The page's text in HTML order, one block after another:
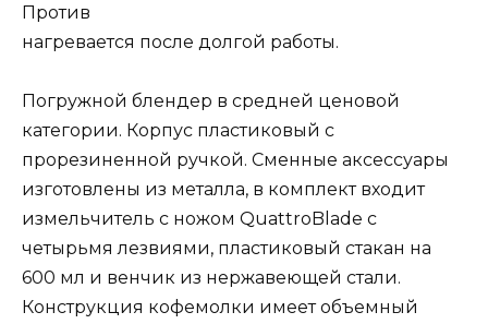
Против
нагревается после долгой работы.
Погружной блендер в средней ценовой
категории. Корпус пластиковый с
прорезиненной ручкой. Сменные аксессуары
изготовлены из металла, в комплект входит
измельчитель с ножом QuattroBlade с
четырьмя лезвиями, пластиковый стакан на
600 мл и венчик из нержавеющей стали.
Конструкция кофемолки имеет объемный